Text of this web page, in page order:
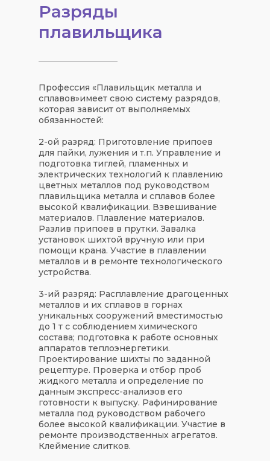
Разряды
плавильщика
Профессия «Плавильщик металла и
сплавов»имеет свою систему разрядов,
которая зависит от выполняемых
обязанностей:
2-ой разряд: Приготовление припоев
для пайки, лужения и т.п. Управление и
подготовка тиглей, пламенных и
электрических технологий к плавлению
цветных металлов под руководством
плавильщика металла и сплавов более
высокой квалификации. Взвешивание
материалов. Плавление материалов.
Разлив припоев в прутки. Завалка
установок шихтой вручную или при
помощи крана. Участие в плавлении
металлов и в ремонте технологического
устройства.
3-ий разряд: Расплавление драгоценных
металлов и их сплавов в горнах
уникальных сооружений вместимостью
до 1 т с соблюдением химического
состава; подготовка к работе основных
аппаратов теплоэнергетики.
Проектирование шихты по заданной
рецептуре. Проверка и отбор проб
жидкого металла и определение по
данным экспресс-анализов его
готовности к выпуску. Рафинирование
металла под руководством рабочего
более высокой квалификации. Участие в
ремонте производственных агрегатов.
Клеймение слитков.